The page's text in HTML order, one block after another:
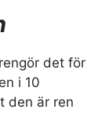
det för
i 10
den är ren